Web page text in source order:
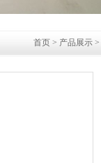
首页 > 产品展示 >